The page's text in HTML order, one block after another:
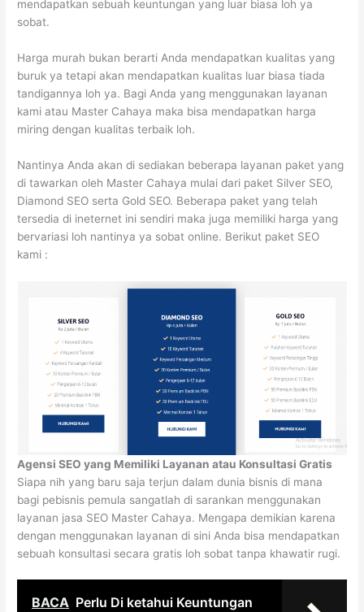
mendapatkan sebuah keuntungan yang luar biasa loh ya
sobat.
Harga murah bukan berarti Anda mendapatkan kualitas yang
buruk ya tetapi akan mendapatkan kualitas luar biasa tiada
tandigannya loh ya. Bagi Anda yang menggunakan layanan
kami atau Master Cahaya maka bisa mendapatkan harga
miring dengan kualitas terbaik loh.
Nantinya Anda akan di sediakan beberapa layanan paket yang
di tawarkan oleh Master Cahaya mulai dari paket Silver SEO,
Diamond SEO serta Gold SEO. Beberapa paket yang telah
tersedia di ineternet ini sendiri maka juga memiliki harga yang
bervariasi loh nantinya ya sobat online. Berikut paket SEO
kami :
Agensi SEO yang Memiliki Layanan atau Konsultasi Gratis
Siapa nih yang baru saja terjun dalam dunia bisnis di mana
bagi pebisnis pemula sangatlah di sarankan menggunakan
layanan jasa SEO Master Cahaya. Mengapa demikian karena
dengan menggunakan layanan di sini Anda bisa mendapatkan
sebuah konsultasi secara gratis loh sobat tanpa khawatir rugi.
BACA Perlu Di ketahui Keuntungan